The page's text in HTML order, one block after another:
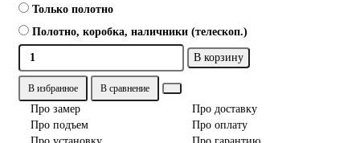
Только полотно
Полотно, коробка, наличники (телескоп.)
В корзину
В избранное В сравнение
Про замер
Про доставку
Про подъем
Про оплату